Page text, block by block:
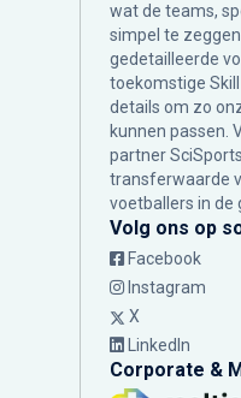
wat de teams,
simpel te
gedetailleerde
toekomstige
details om zo
kunnen passen.
partner
transferwaarde
voetballers in
Volg ons op
Facebook
Instagram
X
LinkedIn
Corporate &